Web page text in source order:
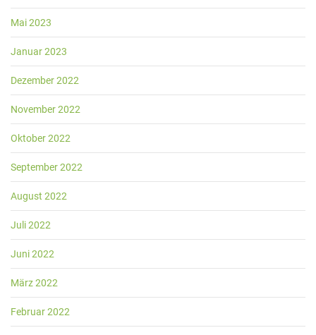
Mai 2023
Januar 2023
Dezember 2022
November 2022
Oktober 2022
September 2022
August 2022
Juli 2022
Juni 2022
März 2022
Februar 2022